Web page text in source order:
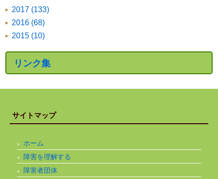
2017 (133)
2016 (68)
2015 (10)
リンク集
サイトマップ
ホーム
障害を理解する
障害者団体